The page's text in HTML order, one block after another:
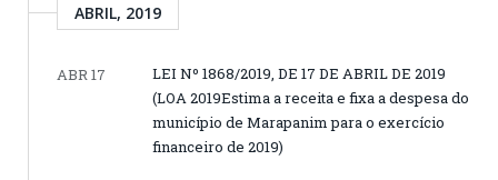
ABRIL, 2019
ABR 17
LEI Nº 1868/2019, DE 17 DE ABRIL DE 2019
(LOA 2019Estima a receita e fixa a despesa do
município de Marapanim para o exercício
financeiro de 2019)